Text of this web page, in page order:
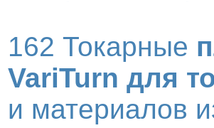
162 Токарные
VariTurn для
и материалов